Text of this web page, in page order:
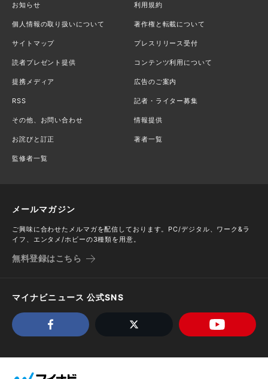
お知らせ 利用規約
個人情報の取り扱いについて 著作権と転載について
サイトマップ プレスリリース受付
読者プレゼント提供 コンテンツ利用について
提携メディア 広告のご案内
RSS 記者・ライター募集
その他、お問い合わせ 情報提供
お詫びと訂正 著者一覧
監修者一覧
メールマガジン
ご興味に合わせたメルマガを配信しております。PC/デジタル、ワーク&ラ
イフ、エンタメ/ホビーの3種類を用意。
無料登録はこちら
マイナビニュース 公式SNS